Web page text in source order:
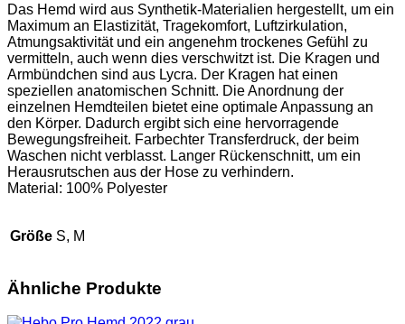
Das Hemd wird aus Synthetik-Materialien hergestellt, um ein
Maximum an Elastizität, Tragekomfort, Luftzirkulation,
Atmungsaktivität und ein angenehm trockenes Gefühl zu
vermitteln, auch wenn dies verschwitzt ist. Die Kragen und
Armbündchen sind aus Lycra. Der Kragen hat einen
speziellen anatomischen Schnitt. Die Anordnung der
einzelnen Hemdteilen bietet eine optimale Anpassung an
den Körper. Dadurch ergibt sich eine hervorragende
Bewegungsfreiheit. Farbechter Transferdruck, der beim
Waschen nicht verblasst. Langer Rückenschnitt, um ein
Herausrutschen aus der Hose zu verhindern.
Material: 100% Polyester
Größe S, M
Ähnliche Produkte